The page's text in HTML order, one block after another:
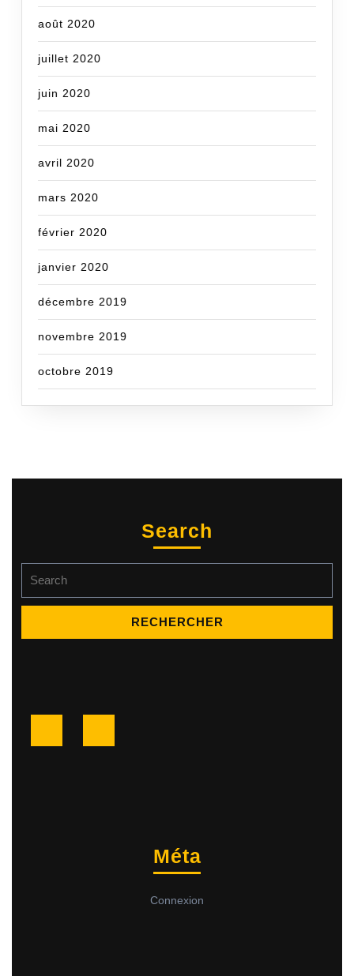
août 2020
juillet 2020
juin 2020
mai 2020
avril 2020
mars 2020
février 2020
janvier 2020
décembre 2019
novembre 2019
octobre 2019
Search
for:
Méta
Connexion